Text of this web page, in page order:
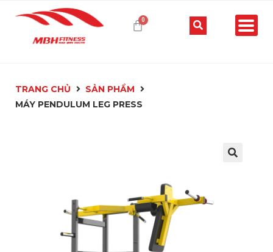
TRANG CHỦ
SẢN PHẨM
MÁY PENDULUM LEG PRESS